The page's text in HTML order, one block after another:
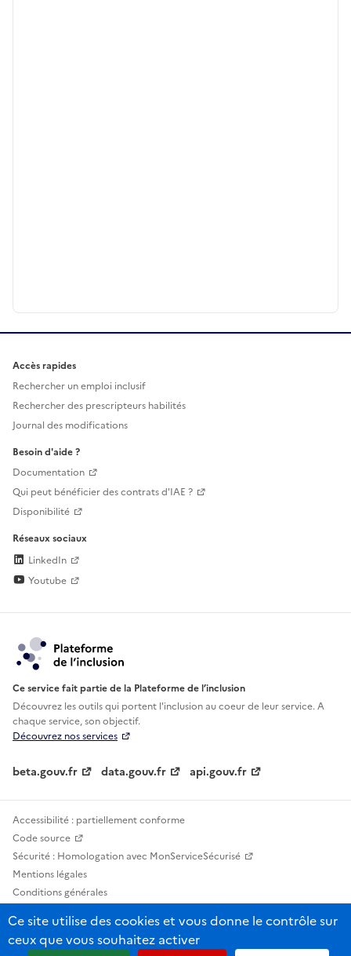
Accès rapides
Rechercher un emploi inclusif
Rechercher des prescripteurs habilités
Journal des modifications
Besoin d'aide ?
Documentation
Qui peut bénéficier des contrats d'IAE ?
Disponibilité
Réseaux sociaux
LinkedIn
Youtube
Ce service fait partie de la Plateforme de l’inclusion
Découvrez les outils qui portent l'inclusion aucoeur de leur service. A
chaque service, son objectif.
Découvrez nos services
beta.gouv.fr data.gouv.fr api.gouv.fr
Accessibilité : partiellement conforme
Code source
Sécurité : Homologation avec MonServiceSécurisé
Mentions légales
Conditions générales
Statistiques, lexiques et indicateurs
Sauf mention contraire, tous les contenus de ce site sont sous licence
Ce site utilise des cookies et vous donne le contrôle sur
ceux que vous souhaitez activer